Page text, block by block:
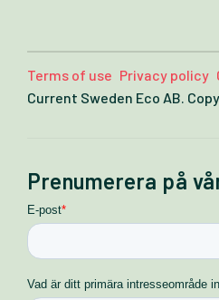
Terms of use Privacy policy
Current Sweden Eco AB.
Prenumerera på